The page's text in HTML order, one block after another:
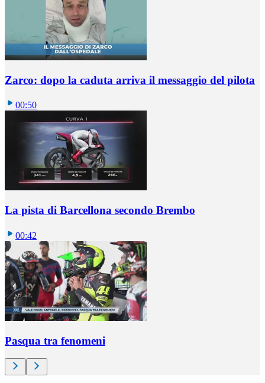
Zarco: dopo la caduta arriva il messaggio del pilota
00:50
La pista di Barcellona secondo Brembo
00:42
Pasqua tra fenomeni